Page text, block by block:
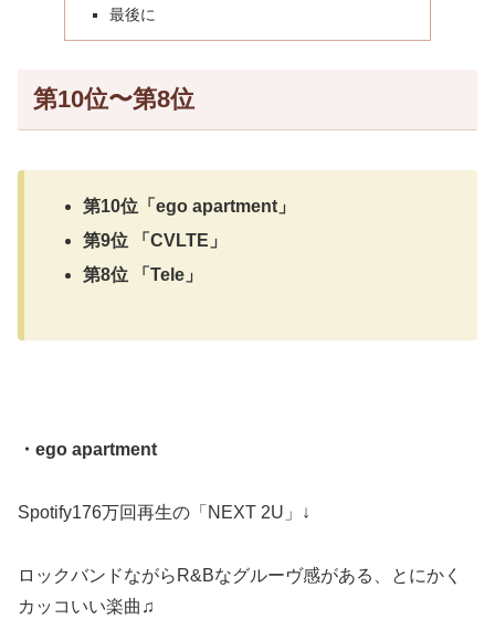
最後に
第10位〜第8位
第10位「ego apartment」
第9位 「CVLTE」
第8位 「Tele」
・ego apartment
Spotify176万回再生の「NEXT 2U」↓
ロックバンドながらR&Bなグルーヴ感がある、とにかく
カッコいい楽曲♫